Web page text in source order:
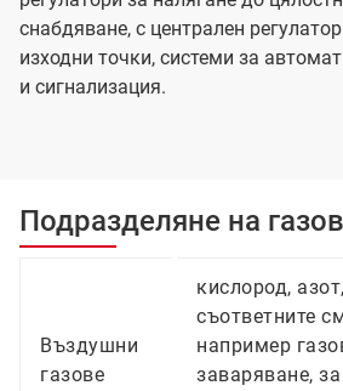
снабдяване, с централен
изходни точки, системи за
и сигнализация.
Подразделяне на
Въздушни
газове
кислород,
съответните
например
заваряване,